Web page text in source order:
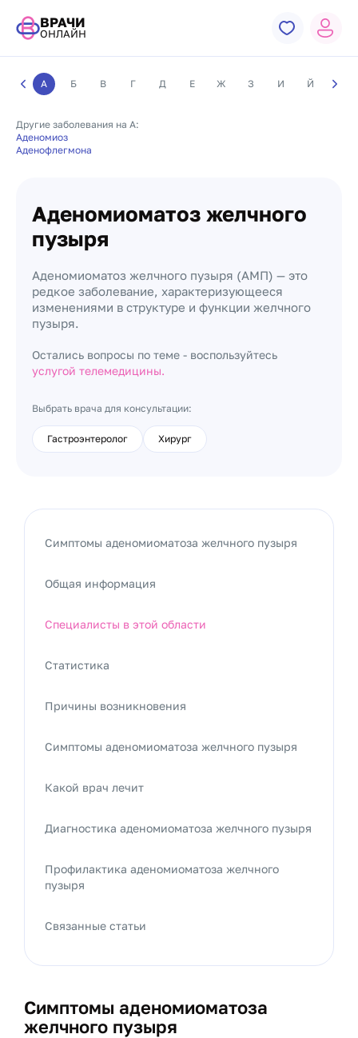
ВРАЧИ
ОНЛАЙН
А Б В Г Д Е Ж З И Й К
Другие заболевания на А:
Аденомиоз
Аденофлегмона
Аденомиоматоз желчного
пузыря
Аденомиоматоз желчного пузыря (АМП) — это
редкое заболевание, характеризующееся
изменениями в структуре и функции желчного
пузыря.
Остались вопросы по теме - воспользуйтесь
услугой телемедицины.
Выбрать врача для консультации:
Гастроэнтеролог Хирург
Симптомы аденомиоматоза
желчного пузыря
Симптомы аденомиоматоза желчного пузыря
Общая информация
Специалисты в этой области
Статистика
Причины возникновения
Симптомы аденомиоматоза желчного пузыря
Какой врач лечит
Диагностика аденомиоматоза желчного пузыря
Профилактика аденомиоматоза желчного
пузыря
Связанные статьи